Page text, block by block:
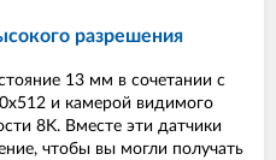
разрешения
13 мм в сочетании с
и камерой видимого
8K. Вместе эти датчики
чтобы вы могли получать